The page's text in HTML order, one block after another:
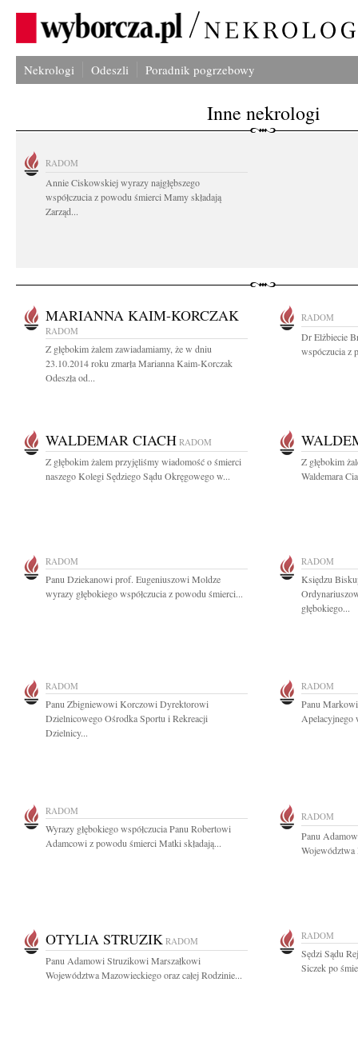
Nekrologi Odeszli Poradnik pogrzebowy
Inne nekrologi
RADOM
Annie Ciskowskiej wyrazy najgłębszego
współczucia z powodu śmierci Mamy składają
Zarząd...
MARIANNA KAIM-KORCZAK
RADOM
Z głębokim żalem zawiadamiamy, że w dniu
23.10.2014 roku zmarła Marianna Kaim-Korczak
Odeszła od...
RADOM
Dr Elżbiecie
wspóczucia z
WALDEMAR CIACH RADOM
Z głębokim żalem przyjęliśmy wiadomość o śmierci
naszego Kolegi Sędziego Sądu Okręgowego w...
Z głębokim
Waldemara
RADOM
Panu Dziekanowi prof. Eugeniuszowi Moldze
wyrazy głębokiego współczucia z powodu śmierci...
RADOM
Księdzu
głębokiego...
RADOM
Panu Zbigniewowi Korczowi Dyrektorowi
Dzielnicowego Ośrodka Sportu i Rekreacji
Dzielnicy...
RADOM
Panu
Apelacyjnego
RADOM
Wyrazy głębokiego współczucia Panu Robertowi
Adamcowi z powodu śmierci Matki składają...
RADOM
Panu
Województwa
OTYLIA STRUZIK RADOM
Panu Adamowi Struzikowi Marszałkowi
Województwa Mazowieckiego oraz całej Rodzinie...
RADOM
Sędzi Sądu
Siczek po